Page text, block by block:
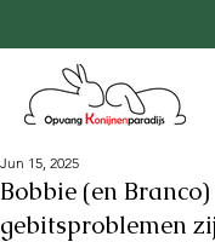
Bobbie (en
gebitsproblemen
Jun 15, 2025